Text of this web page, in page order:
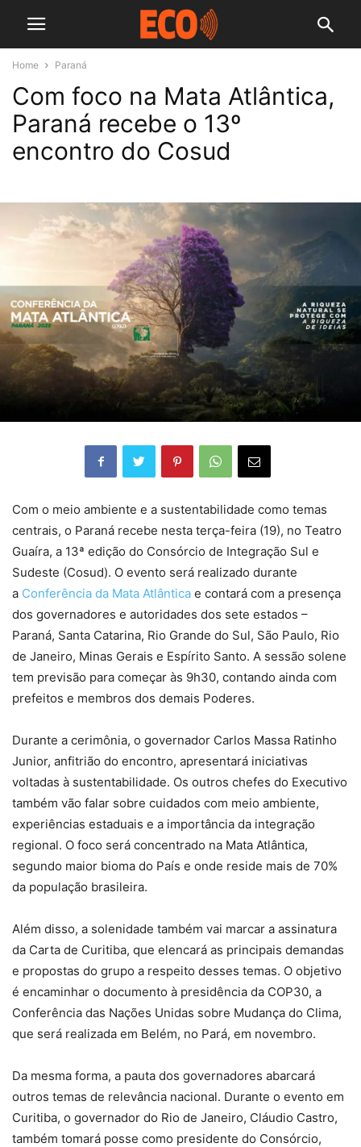
Home Paraná
Com foco na Mata Atlântica,
Paraná recebe o 13º
encontro do Cosud
Com o meio ambiente e a sustentabilidade como temas
centrais, o Paraná recebe nesta terça-feira (19), no Teatro
Guaíra, a 13ª edição do Consórcio de Integração Sul e
Sudeste (Cosud). O evento será realizado durante
a Conferência da Mata Atlântica e contará com a presença
dos governadores e autoridades dos sete estados –
Paraná, Santa Catarina, Rio Grande do Sul, São Paulo, Rio
de Janeiro, Minas Gerais e Espírito Santo. A sessão solene
tem previsão para começar às 9h30, contando ainda com
prefeitos e membros dos demais Poderes.
Durante a cerimônia, o governador Carlos Massa Ratinho
Junior, anfitrião do encontro, apresentará iniciativas
voltadas à sustentabilidade. Os outros chefes do Executivo
também vão falar sobre cuidados com meio ambiente,
experiências estaduais e a importância da integração
regional. O foco será concentrado na Mata Atlântica,
segundo maior bioma do País e onde reside mais de 70%
da população brasileira.
Além disso, a solenidade também vai marcar a assinatura
da Carta de Curitiba, que elencará as principais demandas
e propostas do grupo a respeito desses temas. O objetivo
é encaminhar o documento à presidência da COP30, a
Conferência das Nações Unidas sobre Mudança do Clima,
que será realizada em Belém, no Pará, em novembro.
Da mesma forma, a pauta dos governadores abarcará
outros temas de relevância nacional. Durante o evento em
Curitiba, o governador do Rio de Janeiro, Cláudio Castro,
também tomará posse como presidente do Consórcio,